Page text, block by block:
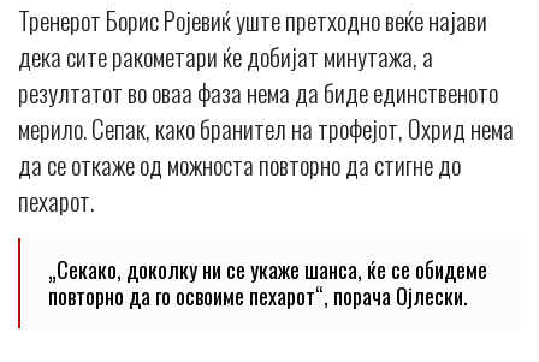
Тренерот Борис Ројевиќ уште претходно веќе најави
дека сите ракометари ќе добијат минутажа, а
резултатот во оваа фаза нема да биде единственото
мерило. Сепак, како бранител на трофејот, Охрид нема
да се откаже од можноста повторно да стигне до
пехарот.
„Секако, доколку ни се укаже шанса, ќе се обидеме
повторно да го освоиме пехарот“, порача Ојлески.